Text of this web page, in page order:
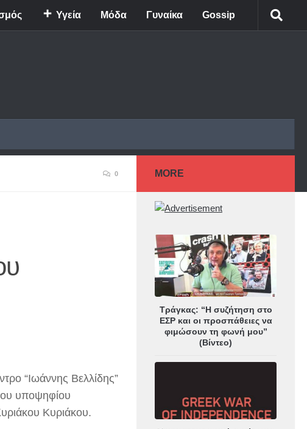
Υγεία Μόδα Γυναίκα Gossip
0
“Ιωάννης Βελλίδης”
υποψηφίου
Κυριάκου.
MORE
Τράγκας: “Η συζήτηση στο
ΕΣΡ και οι προσπάθειες να
φιμώσουν τη φωνή μου”
(Βίντεο)